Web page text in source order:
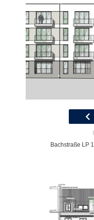
Bachstraße LP